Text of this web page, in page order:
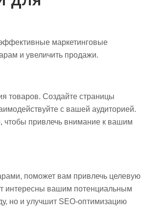
маркетинговые
и увеличить продажи.
товаров. Создайте страницы
с вашей аудиторией.
чтобы привлечь внимание к вашим
поможет вам привлечь целевую
интересны вашим потенциальным
но и улучшит SEO-оптимизацию